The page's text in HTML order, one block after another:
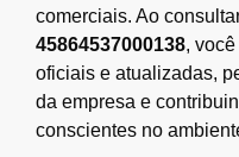
comerciais. Ao
45864537000138,
oficiais e atualizadas,
da empresa e
conscientes no